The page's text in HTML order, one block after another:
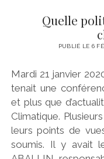
Quelle
PUBLIÉ LE 6
Mardi 21 janvier
tenait une
et plus que
Climatique.
leurs points de
soumis. Il y avait